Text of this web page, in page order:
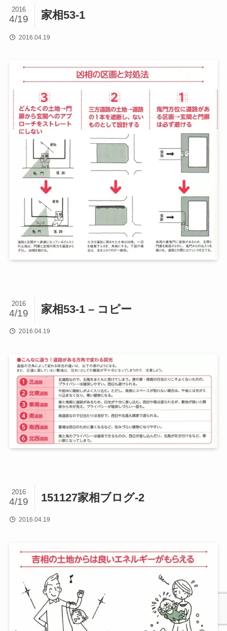
家相53-1
2016
4/19
2016.04.19
家相53-1 – コピー
2016
4/19
2016.04.19
151127家相ブログ-2
2016
4/19
2016.04.19